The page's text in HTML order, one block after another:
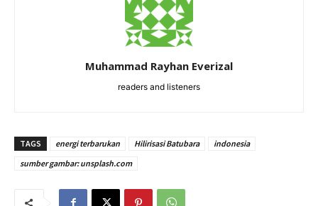
Muhammad Rayhan Everizal
readers and listeners
TAGS energi terbarukan Hilirisasi Batubara
indonesia
sumber gambar: unsplash.com